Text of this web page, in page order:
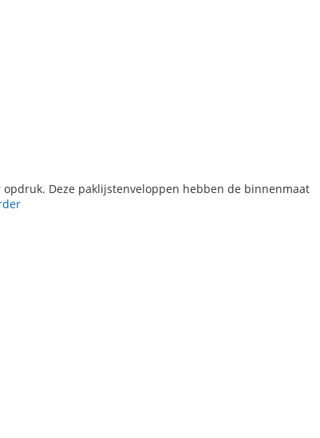
Deze paklijstenveloppen hebben de binnenmaat